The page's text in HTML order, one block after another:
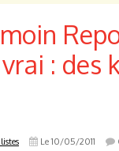
: des
Le 10/05/2011